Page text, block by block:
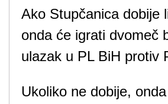
Ako Stupčanica dobije
onda će igrati dvomeč
ulazak u PL BiH protiv
Ukoliko ne dobije,